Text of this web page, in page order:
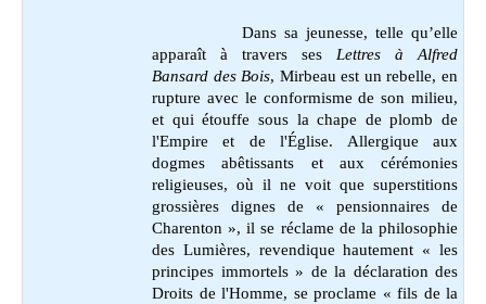
Dans sa jeunesse, telle qu’elle
apparaît à travers ses Lettres à Alfred
Bansard des Bois, Mirbeau est un rebelle, en
rupture avec le conformisme de son milieu,
et qui étouffe sous la chape de plomb de
l'Empire et de l'Église. Allergique aux
dogmes abêtissants et aux cérémonies
religieuses, où il ne voit que superstitions
grossières dignes de « pensionnaires de
Charenton », il se réclame de la philosophie
des Lumières, revendique hautement « les
principes immortels » de la déclaration des
Droits de l'Homme, se proclame « fils de la